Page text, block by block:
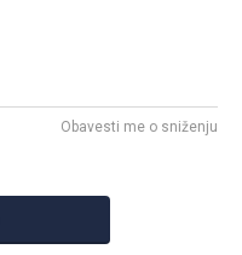
Obavesti me o sniženju